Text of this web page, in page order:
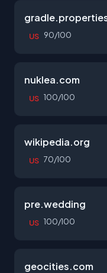
US 90/100
nuklea.com
US 100/100
wikipedia.org
US 70/100
pre.wedding
US 100/100
geocities.com